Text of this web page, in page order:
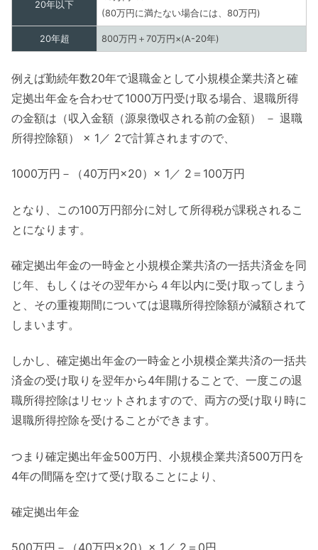
20年以下
(80万円に満たない場合には、80万円)
20年超 800万円＋70万円×(A-20年)
例えば勤続年数20年で退職金として小規模企業共済と確
定拠出年金を合わせて1000万円受け取る場合、退職所得
の金額は（収入金額（源泉徴収される前の金額） － 退職
所得控除額） × 1／ 2で計算されますので、
1000万円－（40万円×20）× 1／ 2＝100万円
となり、この100万円部分に対して所得税が課税されるこ
とになります。
確定拠出年金の一時金と小規模企業共済の一括共済金を同
じ年、もしくはその翌年から４年以内に受け取ってしまう
と、その重複期間については退職所得控除額が減額されて
しまいます。
しかし、確定拠出年金の一時金と小規模企業共済の一括共
済金の受け取りを翌年から4年開けることで、一度この退
職所得控除はリセットされますので、両方の受け取り時に
退職所得控除を受けることができます。
つまり確定拠出年金500万円、小規模企業共済500万円を
4年の間隔を空けて受け取ることにより、
確定拠出年金